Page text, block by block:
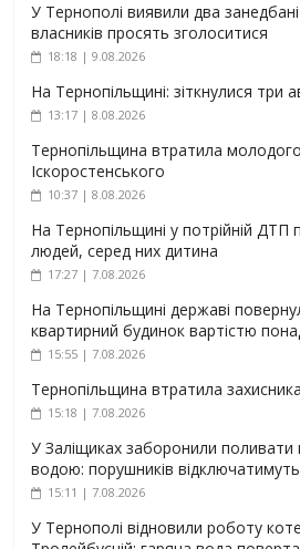
У Тернополі виявили два
власників просять зголоситися
18:18 | 9.08.2026
На Тернопільщині: зіткнулися три
13:17 | 8.08.2026
Тернопільщина втратила
Іскоростенського
10:37 | 8.08.2026
На Тернопільщині у потрійній
людей, серед них дитина
17:27 | 7.08.2026
На Тернопільщині державі
квартирний будинок вартістю
15:55 | 7.08.2026
Тернопільщина втратила
15:18 | 7.08.2026
У Заліщиках заборонили
водою: порушників
15:11 | 7.08.2026
У Тернополі відновили роботу